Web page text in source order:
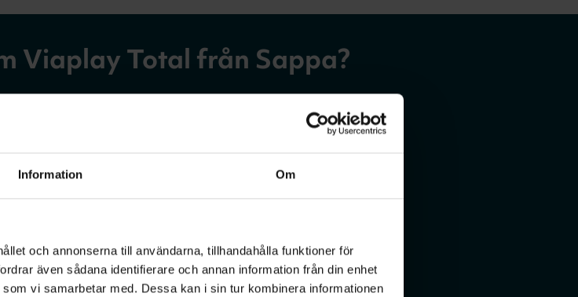
Information Om
och annonserna till användarna, tillhandahålla funktioner för
även sådana identifierare och annan information från din enhet
vi samarbetar med. Dessa kan i sin tur kombinera informationen
Viaplay Total från Sappa?